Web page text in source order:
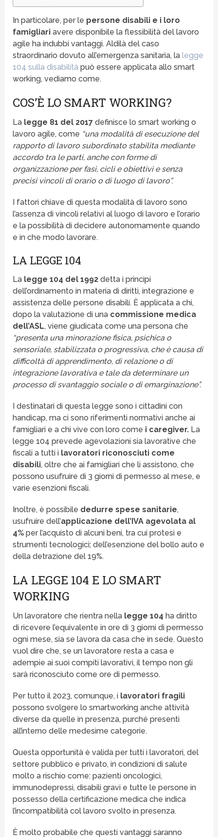
In particolare, per le persone disabili e i loro
famigliari avere disponibile la flessibilità del lavoro
agile ha indubbi vantaggi. Aldilà del caso
straordinario dovuto all’emergenza sanitaria, lalegge
104 sulla disabilità può essere applicata allo smart
working, vediamo come.
COS’È LO SMART WORKING?
La legge 81 del 2017 definisce lo smart working o
lavoro agile, come “una modalità di esecuzione del
rapporto di lavoro subordinato stabilita mediante
accordo tra le parti, anche con forme di
organizzazione per fasi, cicli e obiettivi e senza
precisi vincoli di orario o di luogo di lavoro”.
I fattori chiave di questa modalità di lavoro sono
l’assenza di vincoli relativi al luogo di lavoro e l’orario
e la possibilità di decidere autonomamente quando
e in che modo lavorare.
LA LEGGE 104
La legge 104 del 1992detta i principi
dell’ordinamento in materia di diritti, integrazione e
assistenza delle persone disabili. È applicata a chi,
dopo la valutazione di una commissione medica
dell’ASL, viene giudicata come una persona che
“presenta una minorazione fisica, psichica o
sensoriale, stabilizzata o progressiva, che è causa di
difficoltà di apprendimento, di relazione o di
integrazione lavorativa e tale da determinare un
processo di svantaggio sociale o di emarginazione”.
I destinatari di questa legge sono i cittadini con
handicap, ma ci sono riferimenti normativi anche ai
famigliari e a chi vive con loro come i caregiver. La
legge 104 prevede agevolazioni sia lavorative che
fiscali a tutti i lavoratori riconosciuti come
disabili, oltre che ai famigliari che li assistono, che
possono usufruire di 3 giorni di permesso al mese, e
varie esenzioni fiscali.
Inoltre, è possibile dedurre spese sanitarie,
usufruire dell’applicazione dell’IVA agevolata al
4%per l’acquisto di alcuni beni, tra cui protesi e
strumenti tecnologici; dell’esenzione del bollo auto e
della detrazione del 19%.
LA LEGGE 104 E LO SMART
WORKING
Un lavoratore che rientra nella legge 104 ha diritto
di ricevere l’equivalente in ore di 3 giorni di permesso
ogni mese, sia se lavora da casa che in sede. Questo
vuol dire che, se un lavoratore resta a casa e
adempie ai suoi compiti lavorativi, il tempo non gli
sarà riconosciuto come ore di permesso.
Per tutto il 2023, comunque, i lavoratori fragili
possono svolgere lo smartworking anche attività
diverse da quelle in presenza, purché presenti
all’interno delle medesime categorie.
Questa opportunità è valida per tutti i lavoratori, del
settore pubblico e privato, in condizioni di salute
molto a rischio come: pazienti oncologici,
immunodepressi, disabili gravi e tutte le persone in
possesso della certificazione medica che indica
l’incompatibilità col lavoro svolto in presenza.
È molto probabile che questi vantaggi saranno